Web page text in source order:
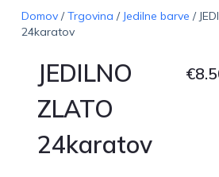
Domov/Trgovina / Jedilne barve /
24karatov
JEDILNO
ZLATO
24karatov
€